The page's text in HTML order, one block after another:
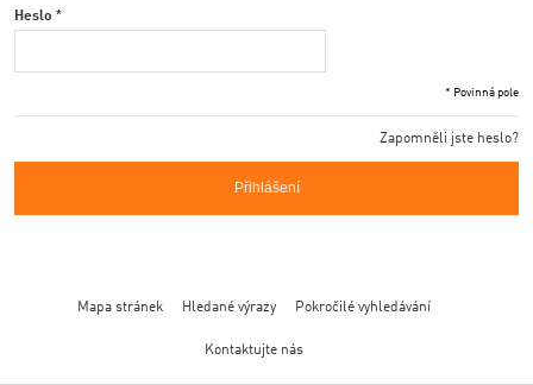
Heslo
* Povinná pole
Zapomněli jste heslo?
Přihlášení
Mapa stránek Hledané výrazy Pokročilé vyhledávání
Kontaktujte nás